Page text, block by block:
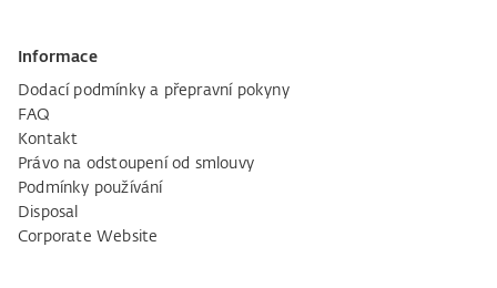
Informace
Dodací podmínky a přepravní pokyny
FAQ
Kontakt
Právo na odstoupení od smlouvy
Podmínky používání
Disposal
Corporate Website